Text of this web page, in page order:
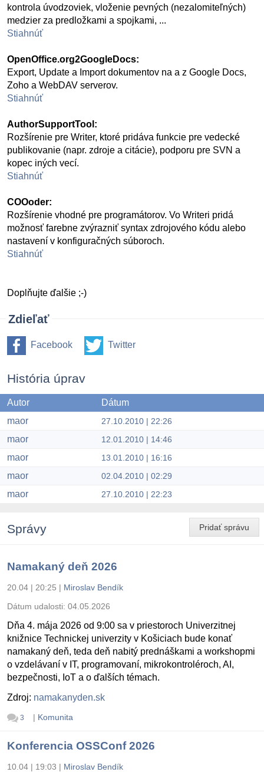
kontrola úvodzoviek, vloženie pevných (nezalomiteľných)
medzier za predložkami a spojkami, ...
Stiahnúť
OpenOffice.org2GoogleDocs:
Export, Update a Import dokumentov na a z Google Docs,
Zoho a WebDAV serverov.
Stiahnúť
AuthorSupportTool:
Rozšírenie pre Writer, ktoré pridáva funkcie pre vedecké
publikovanie (napr. zdroje a citácie), podporu pre SVN a
kopec iných vecí.
Stiahnúť
COOoder:
Rozšírenie vhodné pre programátorov. Vo Writeri pridá
možnosť farebne zvýrazniť syntax zdrojového kódu alebo
nastavení v konfiguračných súboroch.
Stiahnúť
Doplňujte ďalšie ;-)
Zdieľať
Facebook Twitter
História úprav
Autor
Dátum
maor
27.10.2010 | 22:26
maor 12.01.2010 | 14:46
maor 13.01.2010 | 16:16
maor 02.04.2010 | 02:29
maor 27.10.2010 | 22:23
Pridať správu
Správy
Namakaný deň 2026
20.04 | 20:25 | Miroslav Bendík
Dátum udalosti: 04.05.2026
Dňa 4. mája 2026 od 9:00 sa v priestoroch Univerzitnej
knižnice Technickej univerzity v Košiciach bude konať
namakaný deň, teda deň nabitý prednáškami a workshopmi
o vzdelávaní v IT, programovaní, mikrokontroléroch, AI,
bezpečnosti, IoT a o ďalších témach.
Zdroj: namakanyden.sk
3 | Komunita
Konferencia OSSConf 2026
10.04 | 19:03 | Miroslav Bendík